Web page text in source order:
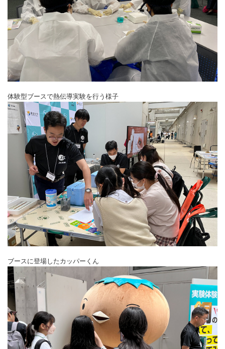
体験型ブースで熱伝導実験を行う様子
ブースに登場したカッパーくん